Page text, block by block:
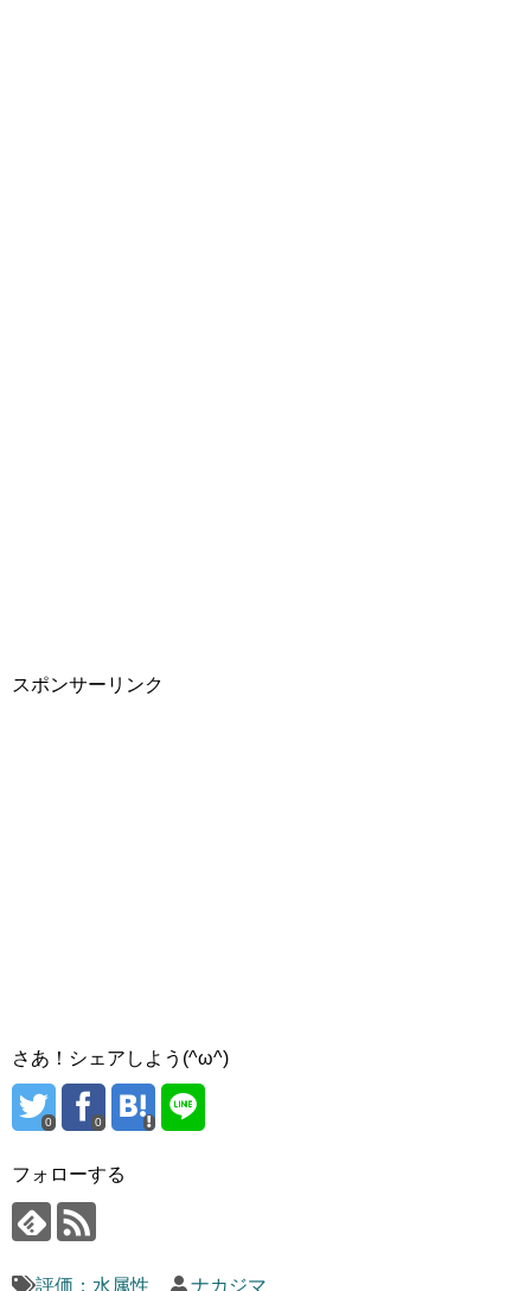
スポンサーリンク
さあ！シェアしよう(^ω^)
0 0
フォローする
評価：水属性 ナカジマ